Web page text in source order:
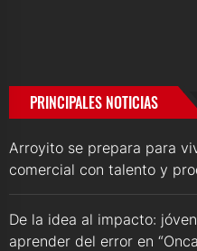
PRINCIPALES NOTICIAS
Arroyito se prepara para
comercial con talento y
De la idea al impacto:
aprender del error en